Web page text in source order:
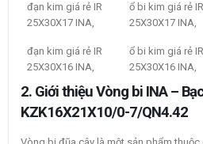
đạn kim giá rẻ IR
25X30X17 INA,
ổ bi kim giá rẻ IR
25X30X17 INA,
đạn kim giá rẻ IR
25X30X16 INA,
ổ bi kim giá rẻ IR
25X30X16 INA,
2. Giới thiệu Vòng bi INA –
KZK16X21X10/0-7/QN4.42